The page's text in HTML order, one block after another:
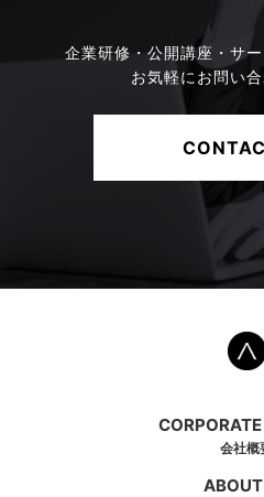
企業研修・公開講座・サ
お気軽にお問い
会社概